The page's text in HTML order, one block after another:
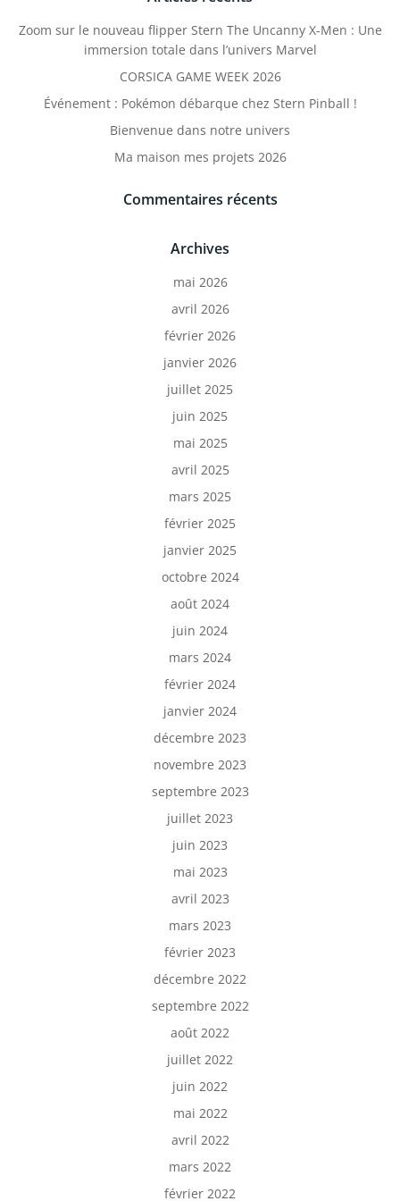
Zoom sur le nouveau flipper Stern The Uncanny X-Men : Une
immersion totale dans l’univers Marvel
CORSICA GAME WEEK 2026
Événement : Pokémon débarque chez Stern Pinball !
Bienvenue dans notre univers
Ma maison mes projets 2026
Commentaires récents
Archives
mai 2026
avril 2026
février 2026
janvier 2026
juillet 2025
juin 2025
mai 2025
avril 2025
mars 2025
février 2025
janvier 2025
octobre 2024
août 2024
juin 2024
mars 2024
février 2024
janvier 2024
décembre 2023
novembre 2023
septembre 2023
juillet 2023
juin 2023
mai 2023
avril 2023
mars 2023
février 2023
décembre 2022
septembre 2022
août 2022
juillet 2022
juin 2022
mai 2022
avril 2022
mars 2022
février 2022